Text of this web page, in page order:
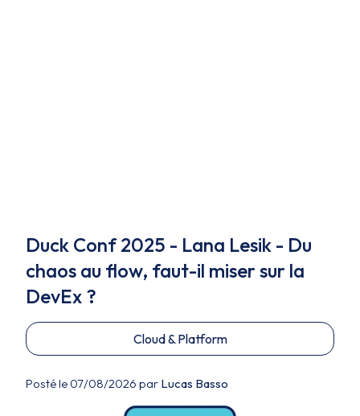
Duck Conf 2025 - Lana Lesik - Du
chaos au flow, faut-il miser sur la
DevEx ?
Cloud & Platform
Posté le 07/08/2026 par Lucas Basso